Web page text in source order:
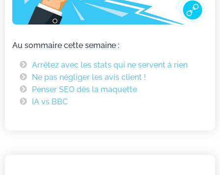
Au sommaire cette semaine :
Arrêtez avec les stats qui ne servent à rien
Ne pas négliger les avis client !
Penser SEO dès la maquette
IA vs BBC